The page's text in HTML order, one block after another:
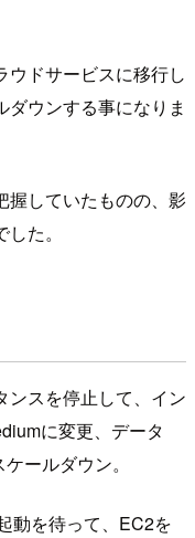
ウドサービスに移行し
ウンする事になりま
握していたものの、影
た。
ンスを停止して、イン
に変更、データ
ールダウン。
動を待って、EC2を